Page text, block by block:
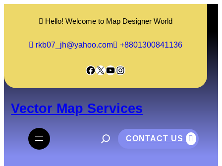
Hello! Welcome to Map Designer World
rkb07_jh@yahoo.com +8801300841136
Facebook
X YouTube
Instagram
Vector Map Services
CONTACT US